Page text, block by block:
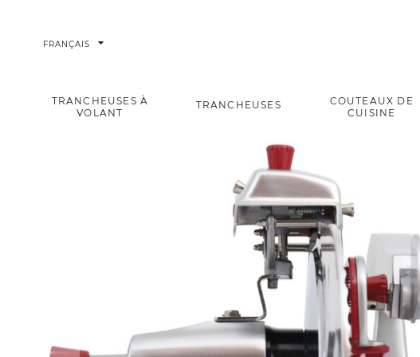
FRANÇAIS arrow_drop_down
TRANCHEUSES À
VOLANT
TRANCHEUSES
COUTEAUX DE
CUISINE
Accueil Essentia Trancheuse verticale charcuterie BES370